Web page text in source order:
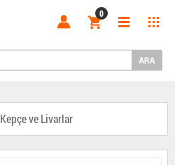
0
Kepçe ve Livarlar